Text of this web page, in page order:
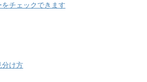
チェックできます
分け方